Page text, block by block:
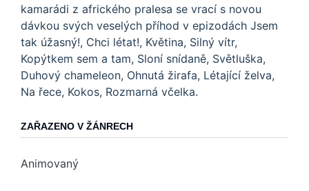
kamarádi z afrického pralesa se vrací s novou
dávkou svých veselých příhod v epizodách Jsem
tak úžasný!, Chci létat!, Květina, Silný vítr,
Kopýtkem sem a tam, Sloní snídaně, Světluška,
Duhový chameleon, Ohnutá žirafa, Létající želva,
Na řece, Kokos, Rozmarná včelka.
ZAŘAZENO V ŽÁNRECH
Animovaný